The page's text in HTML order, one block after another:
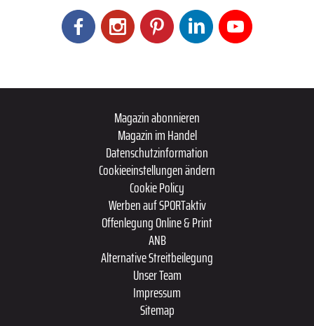
Magazin abonnieren
Magazin im Handel
Datenschutzinformation
Cookieeinstellungen ändern
Cookie Policy
Werben auf SPORTaktiv
Offenlegung Online & Print
ANB
Alternative Streitbeilegung
Unser Team
Impressum
Sitemap